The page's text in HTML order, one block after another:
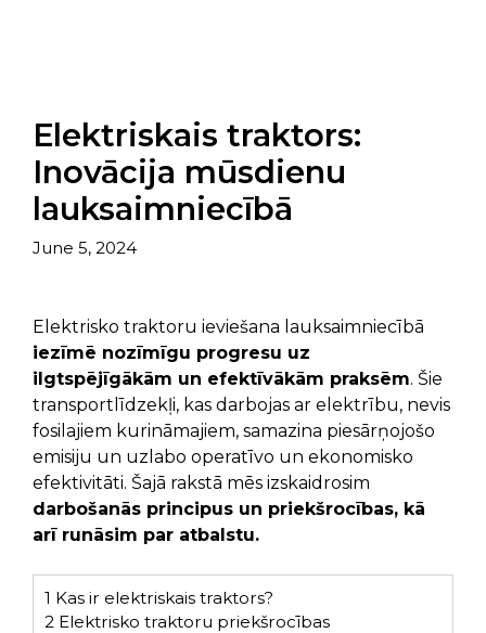
Elektriskais traktors:
Inovācija mūsdienu
lauksaimniecībā
June 5, 2024
Elektrisko traktoru ieviešana lauksaimniecībā
iezīmē nozīmīgu progresu uz
ilgtspējīgākām un efektīvākām praksēm. Šie
transportlīdzekļi, kas darbojas ar elektrību, nevis
fosilajiem kurināmajiem, samazina piesārņojošo
emisiju un uzlabo operatīvo un ekonomisko
efektivitāti. Šajā rakstā mēs izskaidrosim
darbošanās principus un priekšrocības, kā
arī runāsim par atbalstu.
1 Kas ir elektriskais traktors?
2 Elektrisko traktoru priekšrocības